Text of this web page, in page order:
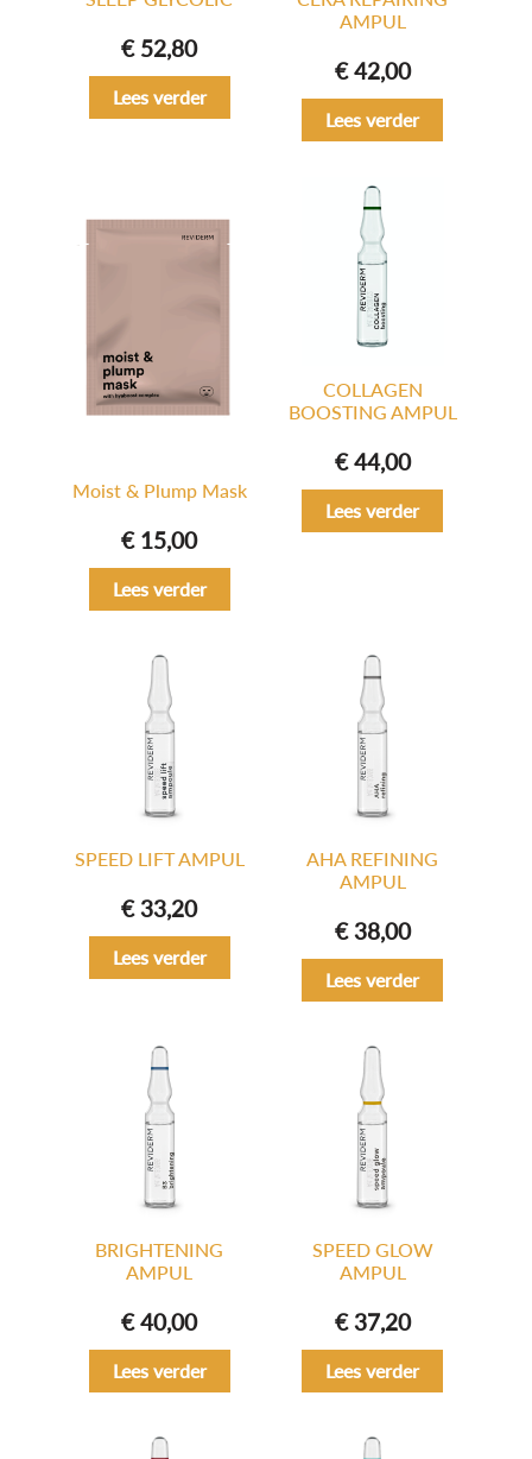
€52,80
Lees verder
AMPUL
€42,00
Lees verder
Moist & Plump Mask
€15,00
Lees verder
COLLAGEN
BOOSTING AMPUL
€44,00
Lees verder
SPEED LIFT AMPUL
€33,20
Lees verder
AHA REFINING
AMPUL
€38,00
Lees verder
BRIGHTENING
AMPUL
€40,00
Lees verder
SPEED GLOW
AMPUL
€37,20
Lees verder